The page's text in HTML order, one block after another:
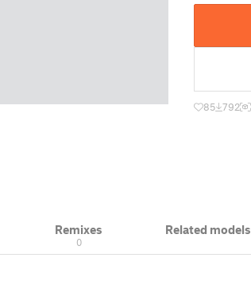
85 792
Remixes
0
Related models